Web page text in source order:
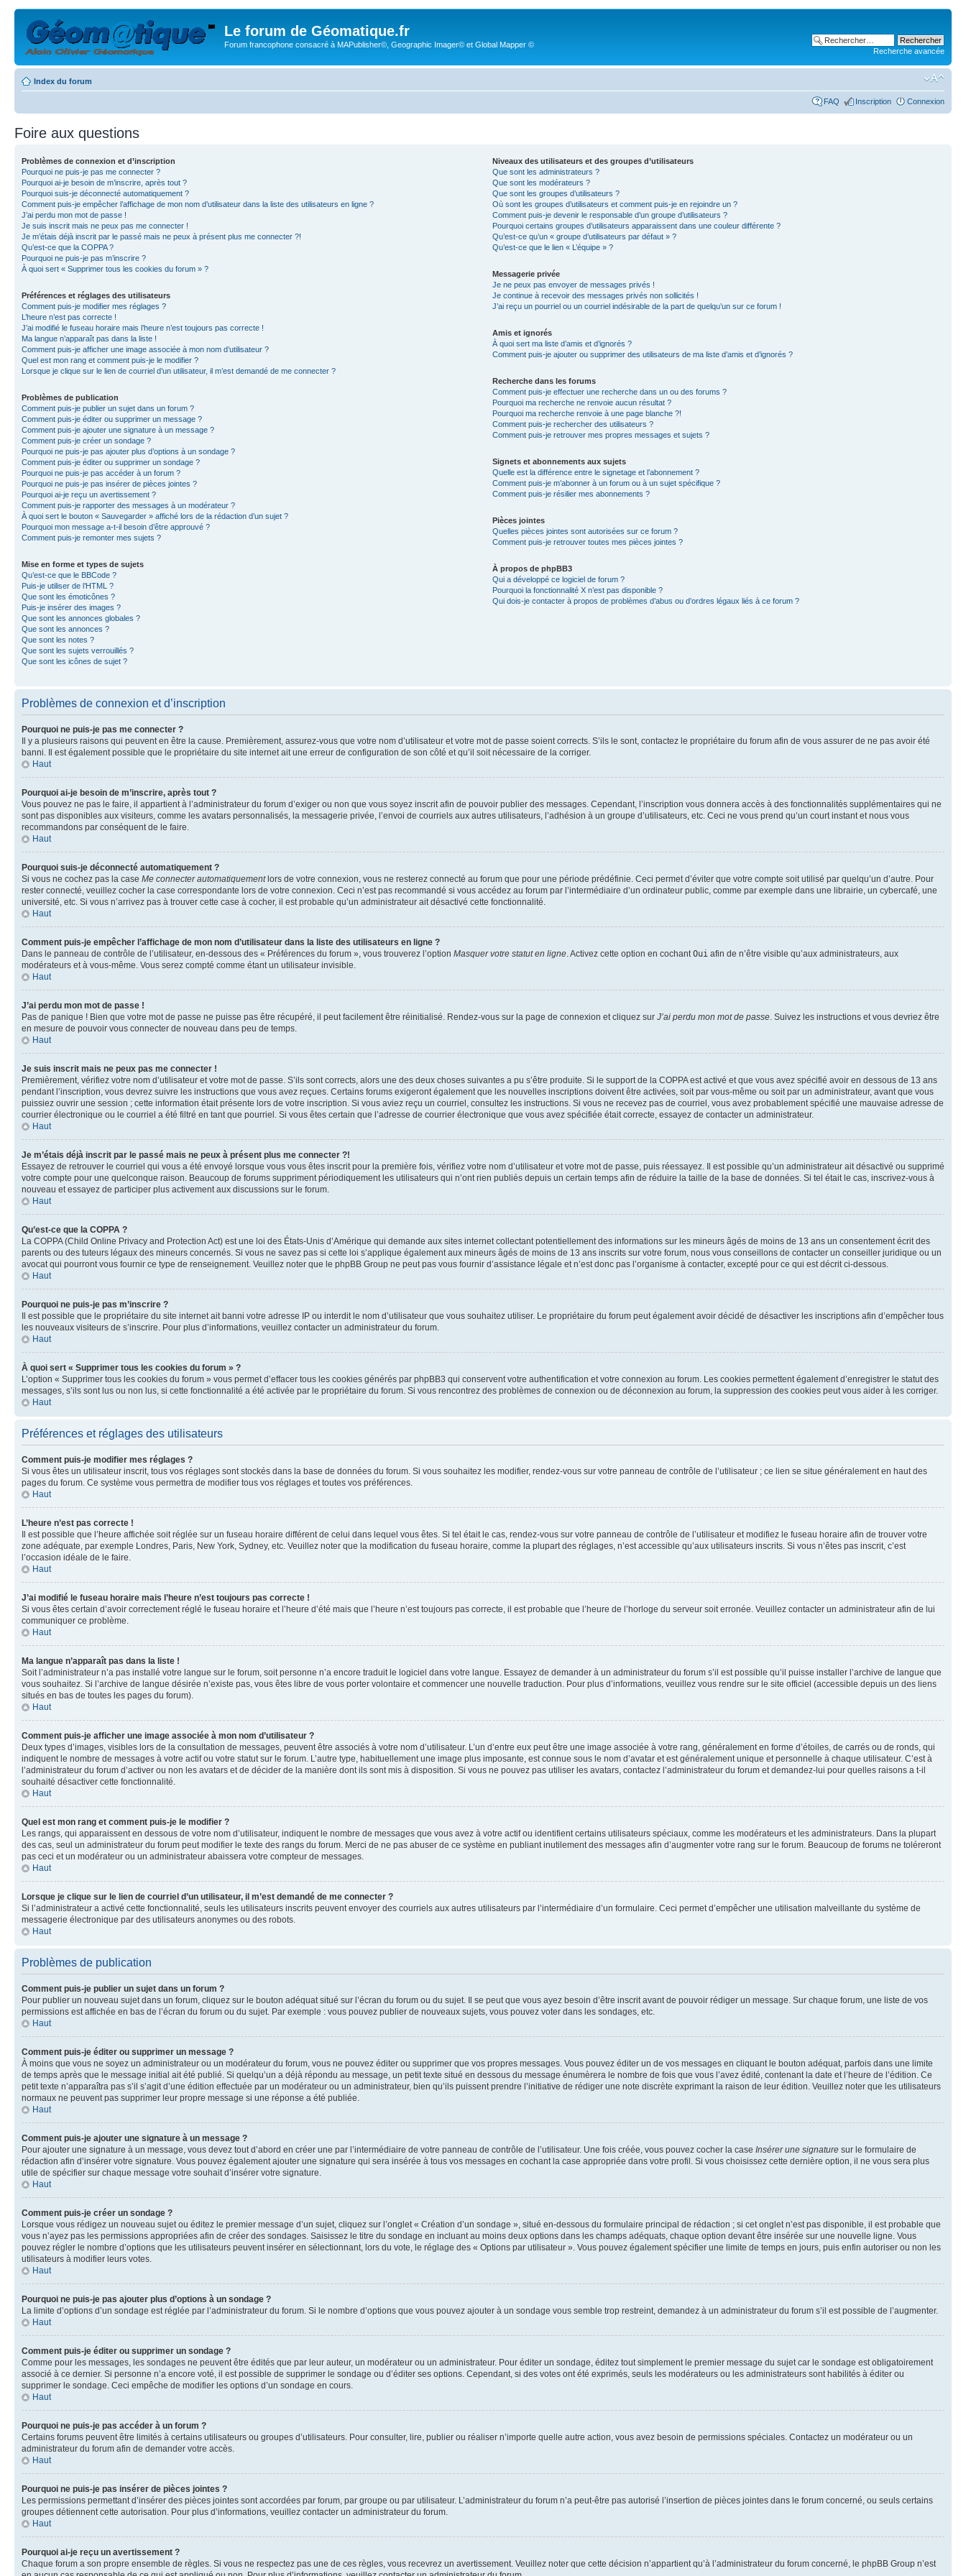
Le forum de Géomatique.fr
Forum francophone consacré à MAPublisher©, Geographic Imager© et Global Mapper ©
Recherche avancée
Index du forum
FAQ Inscription Connexion
Foire aux questions
Problèmes de connexion et d’inscription
Pourquoi ne puis-je pas me connecter ?
Pourquoi ai-je besoin de m’inscrire, après tout ?
Pourquoi suis-je déconnecté automatiquement ?
Comment puis-je empêcher l’affichage de mon nom d’utilisateur dans la liste des utilisateurs en ligne ?
J’ai perdu mon mot de passe !
Je suis inscrit mais ne peux pas me connecter !
Je m’étais déjà inscrit par le passé mais ne peux à présent plus me connecter ?!
Qu’est-ce que la COPPA ?
Pourquoi ne puis-je pas m’inscrire ?
À quoi sert « Supprimer tous les cookies du forum » ?
Préférences et réglages des utilisateurs
Comment puis-je modifier mes réglages ?
L’heure n’est pas correcte !
J’ai modifié le fuseau horaire mais l’heure n’est toujours pas correcte !
Ma langue n’apparaît pas dans la liste !
Comment puis-je afficher une image associée à mon nom d’utilisateur ?
Quel est mon rang et comment puis-je le modifier ?
Lorsque je clique sur le lien de courriel d’un utilisateur, il m’est demandé de me connecter ?
Problèmes de publication
Comment puis-je publier un sujet dans un forum ?
Comment puis-je éditer ou supprimer un message ?
Comment puis-je ajouter une signature à un message ?
Comment puis-je créer un sondage ?
Pourquoi ne puis-je pas ajouter plus d’options à un sondage ?
Comment puis-je éditer ou supprimer un sondage ?
Pourquoi ne puis-je pas accéder à un forum ?
Pourquoi ne puis-je pas insérer de pièces jointes ?
Pourquoi ai-je reçu un avertissement ?
Comment puis-je rapporter des messages à un modérateur ?
À quoi sert le bouton « Sauvegarder » affiché lors de la rédaction d’un sujet ?
Pourquoi mon message a-t-il besoin d’être approuvé ?
Comment puis-je remonter mes sujets ?
Mise en forme et types de sujets
Qu’est-ce que le BBCode ?
Puis-je utiliser de l’HTML ?
Que sont les émoticônes ?
Puis-je insérer des images ?
Que sont les annonces globales ?
Que sont les annonces ?
Que sont les notes ?
Que sont les sujets verrouillés ?
Que sont les icônes de sujet ?
Niveaux des utilisateurs et des groupes d’utilisateurs
Que sont les administrateurs ?
Que sont les modérateurs ?
Que sont les groupes d’utilisateurs ?
Où sont les groupes d’utilisateurs et comment puis-je en rejoindre un ?
Comment puis-je devenir le responsable d’un groupe d’utilisateurs ?
Pourquoi certains groupes d’utilisateurs apparaissent dans une couleur différente ?
Qu’est-ce qu’un « groupe d’utilisateurs par défaut » ?
Qu’est-ce que le lien « L’équipe » ?
Messagerie privée
Je ne peux pas envoyer de messages privés !
Je continue à recevoir des messages privés non sollicités !
J’ai reçu un pourriel ou un courriel indésirable de la part de quelqu’un sur ce forum !
Amis et ignorés
À quoi sert ma liste d’amis et d’ignorés ?
Comment puis-je ajouter ou supprimer des utilisateurs de ma liste d’amis et d’ignorés ?
Recherche dans les forums
Comment puis-je effectuer une recherche dans un ou des forums ?
Pourquoi ma recherche ne renvoie aucun résultat ?
Pourquoi ma recherche renvoie à une page blanche ?!
Comment puis-je rechercher des utilisateurs ?
Comment puis-je retrouver mes propres messages et sujets ?
Signets et abonnements aux sujets
Quelle est la différence entre le signetage et l’abonnement ?
Comment puis-je m’abonner à un forum ou à un sujet spécifique ?
Comment puis-je résilier mes abonnements ?
Pièces jointes
Quelles pièces jointes sont autorisées sur ce forum ?
Comment puis-je retrouver toutes mes pièces jointes ?
À propos de phpBB3
Qui a développé ce logiciel de forum ?
Pourquoi la fonctionnalité X n’est pas disponible ?
Qui dois-je contacter à propos de problèmes d’abus ou d’ordres légaux liés à ce forum ?
Problèmes de connexion et d’inscription
Pourquoi ne puis-je pas me connecter ?
Il y a plusieurs raisons qui peuvent en être la cause. Premièrement, assurez-vous que votre nom d’utilisateur et votre mot de passe soient corrects. S’ils le sont, contactez le propriétaire du forum afin de vous assurer de ne pas avoir été
banni. Il est également possible que le propriétaire du site internet ait une erreur de configuration de son côté et qu’il soit nécessaire de la corriger.
Haut
Pourquoi ai-je besoin de m’inscrire, après tout ?
Vous pouvez ne pas le faire, il appartient à l’administrateur du forum d’exiger ou non que vous soyez inscrit afin de pouvoir publier des messages. Cependant, l’inscription vous donnera accès à des fonctionnalités supplémentaires qui ne
sont pas disponibles aux visiteurs, comme les avatars personnalisés, la messagerie privée, l’envoi de courriels aux autres utilisateurs, l’adhésion à un groupe d’utilisateurs, etc. Ceci ne vous prend qu’un court instant et nous vous
recommandons par conséquent de le faire.
Haut
Pourquoi suis-je déconnecté automatiquement ?
Si vous ne cochez pas la case Me connecter automatiquementlors de votre connexion, vous ne resterez connecté au forum que pour une période prédéfinie. Ceci permet d’éviter que votre compte soit utilisé par quelqu’un d’autre. Pour
rester connecté, veuillez cocher la case correspondante lors de votre connexion. Ceci n’est pas recommandé si vous accédez au forum par l’intermédiaire d’un ordinateur public, comme par exemple dans une librairie, un cybercafé, une
université, etc. Si vous n’arrivez pas à trouver cette case à cocher, il est probable qu’un administrateur ait désactivé cette fonctionnalité.
Haut
Comment puis-je empêcher l’affichage de mon nom d’utilisateur dans la liste des utilisateurs en ligne ?
Dans le panneau de contrôle de l’utilisateur, en-dessous des « Préférences du forum », vous trouverez l’option Masquer votre statut en ligne . Activez cette option en cochant Oui afin de n’être visible qu’aux administrateurs, aux
modérateurs et à vous-même. Vous serez compté comme étant un utilisateur invisible.
Haut
J’ai perdu mon mot de passe !
Pas de panique ! Bien que votre mot de passe ne puisse pas être récupéré, il peut facilement être réinitialisé. Rendez-vous sur la page de connexion et cliquez sur J’ai perdu mon mot de passe . Suivez les instructions et vous devriez être
en mesure de pouvoir vous connecter de nouveau dans peu de temps.
Haut
Je suis inscrit mais ne peux pas me connecter !
Premièrement, vérifiez votre nom d’utilisateur et votre mot de passe. S’ils sont corrects, alors une des deux choses suivantes a pu s’être produite. Si le support de la COPPA est activé et que vous avez spécifié avoir en dessous de 13 ans
pendant l’inscription, vous devrez suivre les instructions que vous avez reçues. Certains forums exigeront également que les nouvelles inscriptions doivent être activées, soit par vous-même ou soit par un administrateur, avant que vous
puissiez ouvrir une session ; cette information était présente lors de votre inscription. Si vous aviez reçu un courriel, consultez les instructions. Si vous ne recevez pas de courriel, vous avez probablement spécifié une mauvaise adresse de
courrier électronique ou le courriel a été filtré en tant que pourriel. Si vous êtes certain que l’adresse de courrier électronique que vous avez spécifiée était correcte, essayez de contacter un administrateur.
Haut
Je m’étais déjà inscrit par le passé mais ne peux à présent plus me connecter ?!
Essayez de retrouver le courriel qui vous a été envoyé lorsque vous vous êtes inscrit pour la première fois, vérifiez votre nom d’utilisateur et votre mot de passe, puis réessayez. Il est possible qu’un administrateur ait désactivé ou supprimé
votre compte pour une quelconque raison. Beaucoup de forums suppriment périodiquement les utilisateurs qui n’ont rien publiés depuis un certain temps afin de réduire la taille de la base de données. Si tel était le cas, inscrivez-vous à
nouveau et essayez de participer plus activement aux discussions sur le forum.
Haut
Qu’est-ce que la COPPA ?
La COPPA (Child Online Privacy and Protection Act) est une loi des États-Unis d’Amérique qui demande aux sites internet collectant potentiellement des informations sur les mineurs âgés de moins de 13 ans un consentement écrit des
parents ou des tuteurs légaux des mineurs concernés. Si vous ne savez pas si cette loi s’applique également aux mineurs âgés de moins de 13 ans inscrits sur votre forum, nous vous conseillons de contacter un conseiller juridique ou un
avocat qui pourront vous fournir ce type de renseignement. Veuillez noter que le phpBB Group ne peut pas vous fournir d’assistance légale et n’est donc pas l’organisme à contacter, excepté pour ce qui est décrit ci-dessous.
Haut
Pourquoi ne puis-je pas m’inscrire ?
Il est possible que le propriétaire du site internet ait banni votre adresse IP ou interdit le nom d’utilisateur que vous souhaitez utiliser. Le propriétaire du forum peut également avoir décidé de désactiver les inscriptions afin d’empêcher tous
les nouveaux visiteurs de s’inscrire. Pour plus d’informations, veuillez contacter un administrateur du forum.
Haut
À quoi sert « Supprimer tous les cookies du forum » ?
L’option « Supprimer tous les cookies du forum » vous permet d’effacer tous les cookies générés par phpBB3 qui conservent votre authentification et votre connexion au forum. Les cookies permettent également d’enregistrer le statut des
messages, s’ils sont lus ou non lus, si cette fonctionnalité a été activée par le propriétaire du forum. Si vous rencontrez des problèmes de connexion ou de déconnexion au forum, la suppression des cookies peut vous aider à les corriger.
Haut
Préférences et réglages des utilisateurs
Comment puis-je modifier mes réglages ?
Si vous êtes un utilisateur inscrit, tous vos réglages sont stockés dans la base de données du forum. Si vous souhaitez les modifier, rendez-vous sur votre panneau de contrôle de l’utilisateur ; ce lien se situe généralement en haut des
pages du forum. Ce système vous permettra de modifier tous vos réglages et toutes vos préférences.
Haut
L’heure n’est pas correcte !
Il est possible que l’heure affichée soit réglée sur un fuseau horaire différent de celui dans lequel vous êtes. Si tel était le cas, rendez-vous sur votre panneau de contrôle de l’utilisateur et modifiez le fuseau horaire afin de trouver votre
zone adéquate, par exemple Londres, Paris, New York, Sydney, etc. Veuillez noter que la modification du fuseau horaire, comme la plupart des réglages, n’est accessible qu’aux utilisateurs inscrits. Si vous n’êtes pas inscrit, c’est
l’occasion idéale de le faire.
Haut
J’ai modifié le fuseau horaire mais l’heure n’est toujours pas correcte !
Si vous êtes certain d’avoir correctement réglé le fuseau horaire et l’heure d’été mais que l’heure n’est toujours pas correcte, il est probable que l’heure de l’horloge du serveur soit erronée. Veuillez contacter un administrateur afin de lui
communiquer ce problème.
Haut
Ma langue n’apparaît pas dans la liste !
Soit l’administrateur n’a pas installé votre langue sur le forum, soit personne n’a encore traduit le logiciel dans votre langue. Essayez de demander à un administrateur du forum s’il est possible qu’il puisse installer l’archive de langue que
vous souhaitez. Si l’archive de langue désirée n’existe pas, vous êtes libre de vous porter volontaire et commencer une nouvelle traduction. Pour plus d’informations, veuillez vous rendre sur le site officiel (accessible depuis un des liens
situés en bas de toutes les pages du forum).
Haut
Comment puis-je afficher une image associée à mon nom d’utilisateur ?
Deux types d’images, visibles lors de la consultation de messages, peuvent être associés à votre nom d’utilisateur. L’un d’entre eux peut être une image associée à votre rang, généralement en forme d’étoiles, de carrés ou de ronds, qui
indiquent le nombre de messages à votre actif ou votre statut sur le forum. L’autre type, habituellement une image plus imposante, est connue sous le nom d’avatar et est généralement unique et personnelle à chaque utilisateur. C’est à
l’administrateur du forum d’activer ou non les avatars et de décider de la manière dont ils sont mis à disposition. Si vous ne pouvez pas utiliser les avatars, contactez l’administrateur du forum et demandez-lui pour quelles raisons a t-il
souhaité désactiver cette fonctionnalité.
Haut
Quel est mon rang et comment puis-je le modifier ?
Les rangs, qui apparaissent en dessous de votre nom d’utilisateur, indiquent le nombre de messages que vous avez à votre actif ou identifient certains utilisateurs spéciaux, comme les modérateurs et les administrateurs. Dans la plupart
des cas, seul un administrateur du forum peut modifier le texte des rangs du forum. Merci de ne pas abuser de ce système en publiant inutilement des messages afin d’augmenter votre rang sur le forum. Beaucoup de forums ne toléreront
pas ceci et un modérateur ou un administrateur abaissera votre compteur de messages.
Haut
Lorsque je clique sur le lien de courriel d’un utilisateur, il m’est demandé de me connecter ?
Si l’administrateur a activé cette fonctionnalité, seuls les utilisateurs inscrits peuvent envoyer des courriels aux autres utilisateurs par l’intermédiaire d’un formulaire. Ceci permet d’empêcher une utilisation malveillante du système de
messagerie électronique par des utilisateurs anonymes ou des robots.
Haut
Problèmes de publication
Comment puis-je publier un sujet dans un forum ?
Pour publier un nouveau sujet dans un forum, cliquez sur le bouton adéquat situé sur l’écran du forum ou du sujet. Il se peut que vous ayez besoin d’être inscrit avant de pouvoir rédiger un message. Sur chaque forum, une liste de vos
permissions est affichée en bas de l’écran du forum ou du sujet. Par exemple : vous pouvez publier de nouveaux sujets, vous pouvez voter dans les sondages, etc.
Haut
Comment puis-je éditer ou supprimer un message ?
À moins que vous ne soyez un administrateur ou un modérateur du forum, vous ne pouvez éditer ou supprimer que vos propres messages. Vous pouvez éditer un de vos messages en cliquant le bouton adéquat, parfois dans une limite
de temps après que le message initial ait été publié. Si quelqu’un a déjà répondu au message, un petit texte situé en dessous du message énumèrera le nombre de fois que vous l’avez édité, contenant la date et l’heure de l’édition. Ce
petit texte n’apparaîtra pas s’il s’agit d’une édition effectuée par un modérateur ou un administrateur, bien qu’ils puissent prendre l’initiative de rédiger une note discrète exprimant la raison de leur édition. Veuillez noter que les utilisateurs
normaux ne peuvent pas supprimer leur propre message si une réponse a été publiée.
Haut
Comment puis-je ajouter une signature à un message ?
Pour ajouter une signature à un message, vous devez tout d’abord en créer une par l’intermédiaire de votre panneau de contrôle de l’utilisateur. Une fois créée, vous pouvez cocher la case Insérer une signature sur le formulaire de
rédaction afin d’insérer votre signature. Vous pouvez également ajouter une signature qui sera insérée à tous vos messages en cochant la case appropriée dans votre profil. Si vous choisissez cette dernière option, il ne vous sera plus
utile de spécifier sur chaque message votre souhait d’insérer votre signature.
Haut
Comment puis-je créer un sondage ?
Lorsque vous rédigez un nouveau sujet ou éditez le premier message d’un sujet, cliquez sur l’onglet « Création d’un sondage », situé en-dessous du formulaire principal de rédaction ; si cet onglet n’est pas disponible, il est probable que
vous n’ayez pas les permissions appropriées afin de créer des sondages. Saisissez le titre du sondage en incluant au moins deux options dans les champs adéquats, chaque option devant être insérée sur une nouvelle ligne. Vous
pouvez régler le nombre d’options que les utilisateurs peuvent insérer en sélectionnant, lors du vote, le réglage des « Options par utilisateur ». Vous pouvez également spécifier une limite de temps en jours, puis enfin autoriser ou non les
utilisateurs à modifier leurs votes.
Haut
Pourquoi ne puis-je pas ajouter plus d’options à un sondage ?
La limite d’options d’un sondage est réglée par l’administrateur du forum. Si le nombre d’options que vous pouvez ajouter à un sondage vous semble trop restreint, demandez à un administrateur du forum s’il est possible de l’augmenter.
Haut
Comment puis-je éditer ou supprimer un sondage ?
Comme pour les messages, les sondages ne peuvent être édités que par leur auteur, un modérateur ou un administrateur. Pour éditer un sondage, éditez tout simplement le premier message du sujet car le sondage est obligatoirement
associé à ce dernier. Si personne n’a encore voté, il est possible de supprimer le sondage ou d’éditer ses options. Cependant, si des votes ont été exprimés, seuls les modérateurs ou les administrateurs sont habilités à éditer ou
supprimer le sondage. Ceci empêche de modifier les options d’un sondage en cours.
Haut
Pourquoi ne puis-je pas accéder à un forum ?
Certains forums peuvent être limités à certains utilisateurs ou groupes d’utilisateurs. Pour consulter, lire, publier ou réaliser n’importe quelle autre action, vous avez besoin de permissions spéciales. Contactez un modérateur ou un
administrateur du forum afin de demander votre accès.
Haut
Pourquoi ne puis-je pas insérer de pièces jointes ?
Les permissions permettant d’insérer des pièces jointes sont accordées par forum, par groupe ou par utilisateur. L’administrateur du forum n’a peut-être pas autorisé l’insertion de pièces jointes dans le forum concerné, ou seuls certains
groupes détiennent cette autorisation. Pour plus d’informations, veuillez contacter un administrateur du forum.
Haut
Pourquoi ai-je reçu un avertissement ?
Chaque forum a son propre ensemble de règles. Si vous ne respectez pas une de ces règles, vous recevrez un avertissement. Veuillez noter que cette décision n’appartient qu’à l’administrateur du forum concerné, le phpBB Group n’est